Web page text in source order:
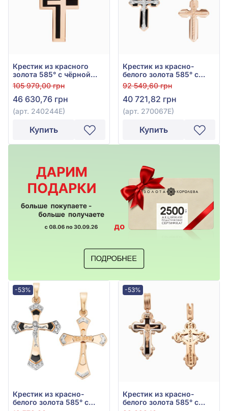
Крестик из красного
золота 585° с чёрной
эмалью, арт. 240244Е
105 979,00 грн
46 630,76 грн
(арт. 240244Е)
Купить
Крестик из красно-
белого золота 585° с
чёрным фианитом (куб.
цирконий) и эмалью,
арт. 270067Е
92 549,60 грн
40 721,82 грн
(арт. 270067Е)
Купить
-53%
Крестик из красно-
белого золота 585° с
-53%
Крестик из красно-
белого золота 585° с